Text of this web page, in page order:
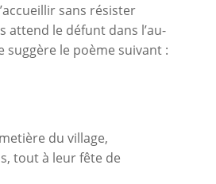
sans résister
attend le défunt dans l’au-
suggère le poème suivant :
du village,
tout à leur fête de